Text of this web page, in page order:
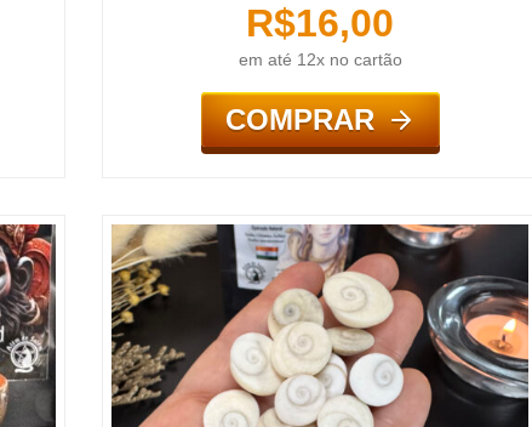
R$16,00
em até 12x no cartão
COMPRAR